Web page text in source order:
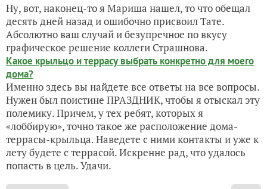
Ну, вот, наконец-то я Мариша нашел, то что обещал
десять дней назад и ошибочно присвоил Тате.
Абсолютно ваш случай и безупречное по вкусу
графическое решение коллеги Страшнова.
Какое крыльцо и террасу выбрать конкретно для моего
дома?
Именно здесь вы найдете все ответы на все вопросы.
Нужен был поистине ПРАЗДНИК, чтобы я отыскал эту
полемику. Причем, у тех ребят, которых я
«лоббирую», точно такое же расположение дома-
террасы-крыльца. Наведете с ними контакты и уже к
лету будете с террасой. Искренне рад, что удалось
попасть в цель. Удачи.